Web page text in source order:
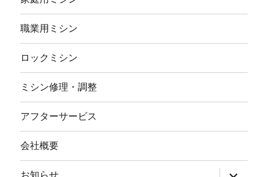
職業用ミシン
ロックミシン
ミシン修理・調整
アフターサービス
会社概要
サ